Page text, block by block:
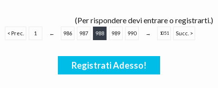
(Per rispondere devi entrare o registrarti.)
< Prec. 1 ← 986 987 988 989 990 → 1051 Succ. >
Registrati Adesso!